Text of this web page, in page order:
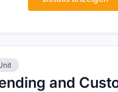
and